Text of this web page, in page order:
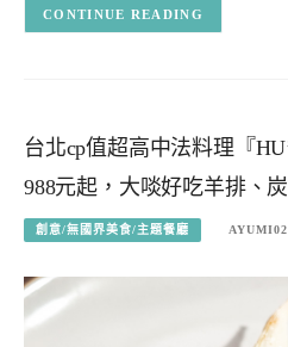
CONTINUE READING
台北cp值超高中法料理『
988元起，大啖好吃羊排、
創意/無國界美食/主題餐廳